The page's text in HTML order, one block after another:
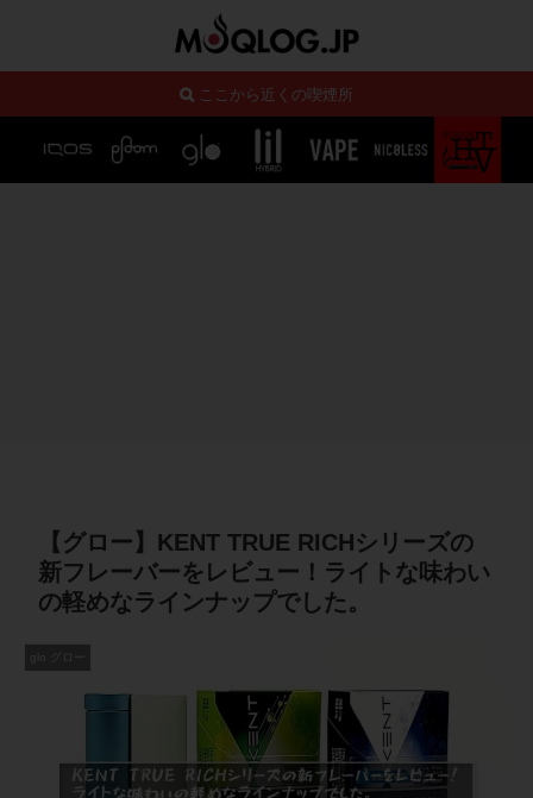
ここから近くの喫煙所
【グロー】KENT TRUE RICHシリーズの
新フレーバーをレビュー！ライトな味わい
の軽めなラインナップでした。